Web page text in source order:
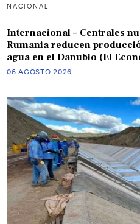
NACIONAL
Internacional – Centrales
Rumania reducen
agua en el Danubio (El
06 AGOSTO 2026